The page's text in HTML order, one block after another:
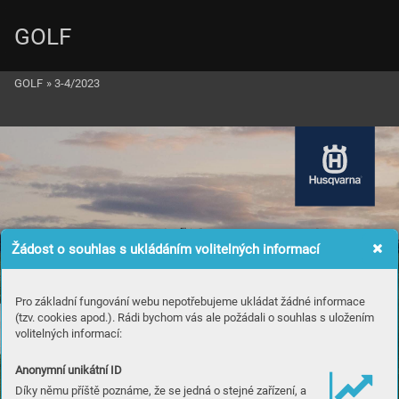
Žádost o souhlas s ukládáním volitelných informací
Pro základní fungování webu nepotřebujeme ukládat žádné informace
(tzv. cookies apod.). Rádi bychom vás ale požádali o souhlas s uložením
volitelných informací:
Anonymní unikátní ID
Díky němu příště poznáme, že se jedná o stejné zařízení, a
GOLF
GOLF » 3-4/2023